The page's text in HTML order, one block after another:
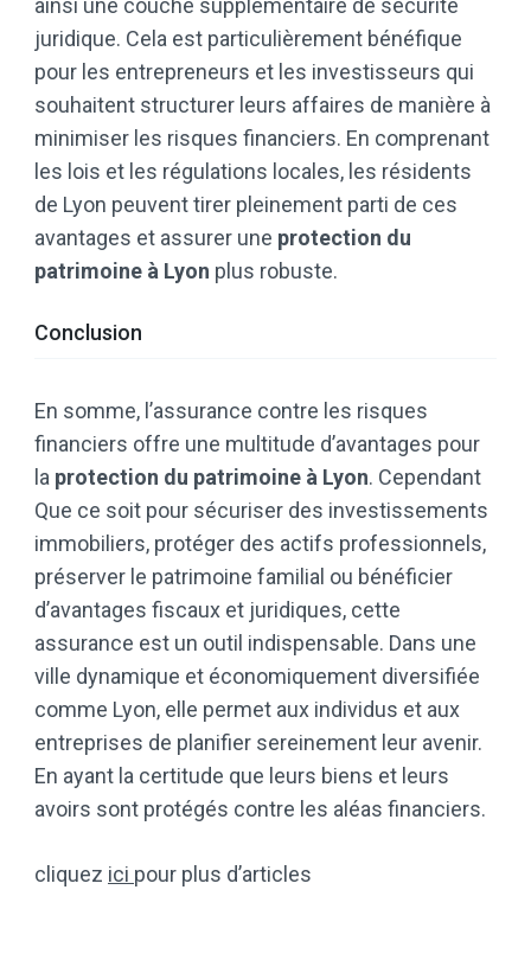
juridique. Cela est particulièrement bénéfique
pour les entrepreneurs et les investisseurs qui
souhaitent structurer leurs affaires de manière à
minimiser les risques financiers. En comprenant
les lois et les régulations locales, les résidents
de Lyon peuvent tirer pleinement parti de ces
avantages et assurer une protection du
patrimoine à Lyon plus robuste.
Conclusion
En somme, l’assurance contre les risques
financiers offre une multitude d’avantages pour
la protection du patrimoine à Lyon. Cependant
Que ce soit pour sécuriser des investissements
immobiliers, protéger des actifs professionnels,
préserver le patrimoine familial ou bénéficier
d’avantages fiscaux et juridiques, cette
assurance est un outil indispensable. Dans une
ville dynamique et économiquement diversifiée
comme Lyon, elle permet aux individus et aux
entreprises de planifier sereinement leur avenir.
En ayant la certitude que leurs biens et leurs
avoirs sont protégés contre les aléas financiers.
cliquez ici pour plus d’articles